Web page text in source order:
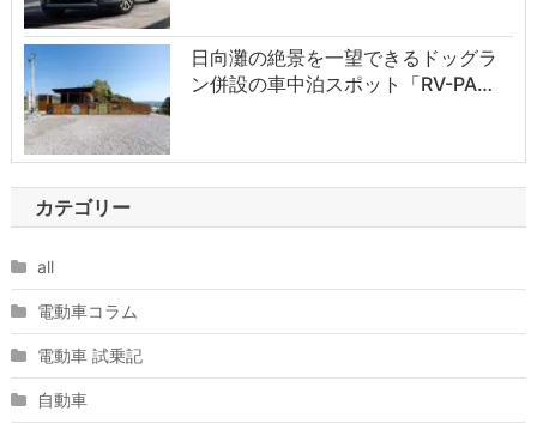
日向灘の絶景を一望できるドッグラ
ン併設の車中泊スポット「RV-PA…
カテゴリー
all
電動車コラム
電動車 試乗記
自動車